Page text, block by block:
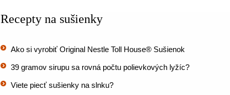
Recepty na sušienky
Ako si vyrobiť Original Nestle Toll House® Sušienok
39 gramov sirupu sa rovná počtu polievkových lyžíc?
Viete piecť sušienky na slnku?